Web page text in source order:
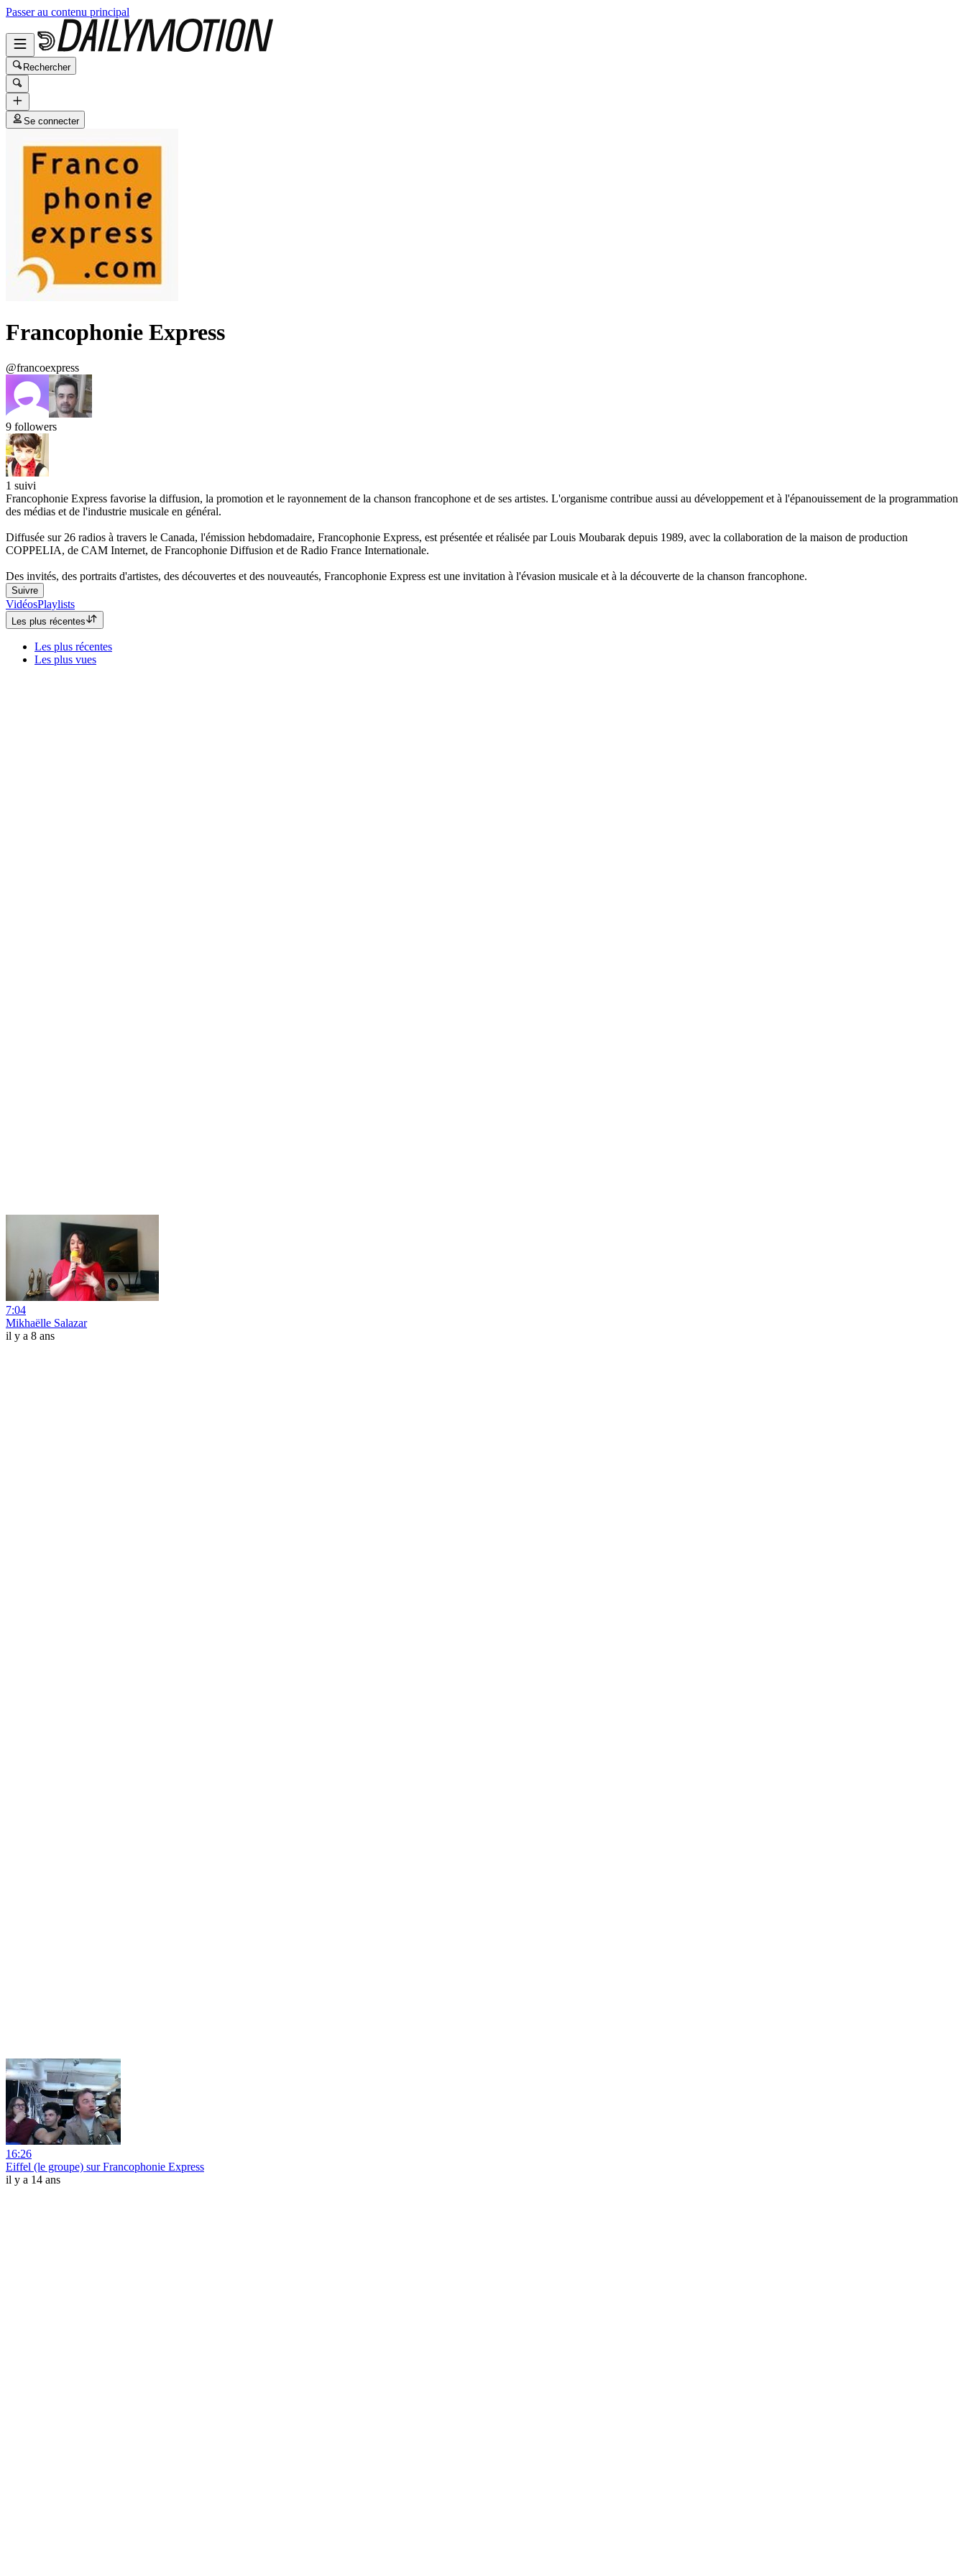
Passer au contenu principal
Rechercher
Se connecter
Francophonie Express
@francoexpress
9 followers
1 suivi
Francophonie Express favorise la diffusion, la promotion et le rayonnement de la chanson francophone et de ses artistes. L'organisme contribue aussi au développement et à l'épanouissement de la programmation
des médias et de l'industrie musicale en général.
Diffusée sur 26 radios à travers le Canada, l'émission hebdomadaire, Francophonie Express, est présentée et réalisée par Louis Moubarak depuis 1989, avec la collaboration de la maison de production
COPPELIA, de CAM Internet, de Francophonie Diffusion et de Radio France Internationale.
Des invités, des portraits d'artistes, des découvertes et des nouveautés, Francophonie Express est une invitation à l'évasion musicale et à la découverte de la chanson francophone.
Suivre
VidéosPlaylists
Les plus récentes
Les plus récentes
Les plus vues
7:04
Mikhaëlle Salazar
il y a 8 ans
16:26
Eiffel (le groupe) sur Francophonie Express
il y a 14 ans